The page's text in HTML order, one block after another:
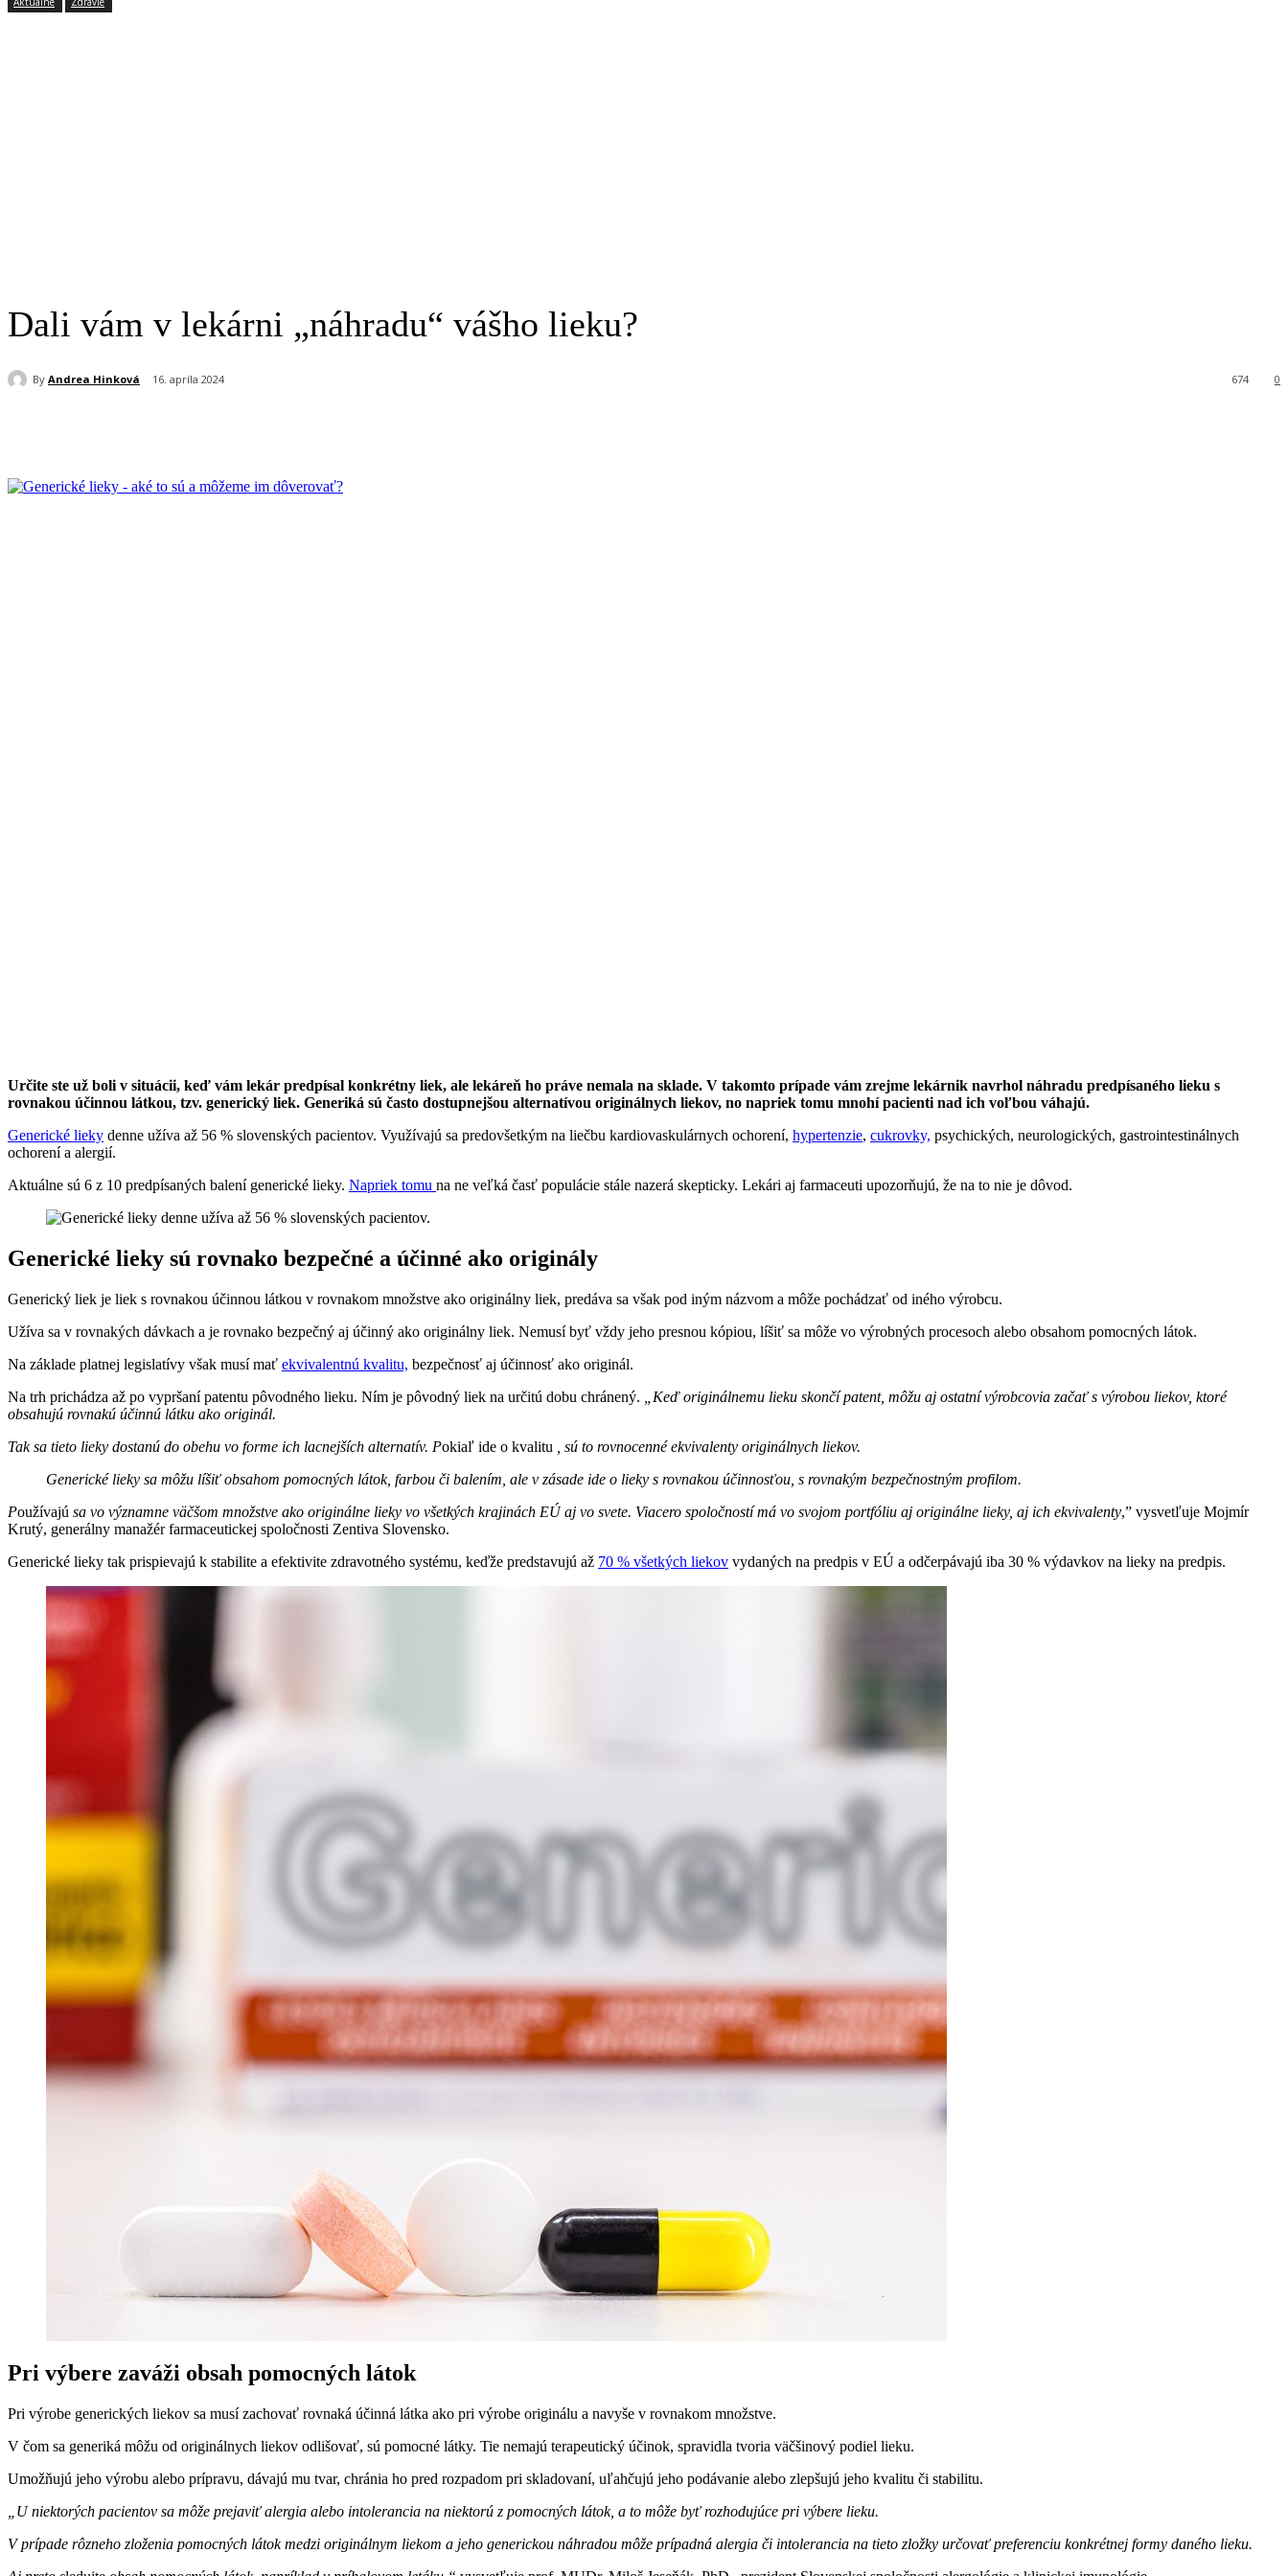
Dali vám v lekárni „náhradu“ vášho lieku?
By Andrea Hinková 16. apríla 2024 0
674
Určite ste už boli v situácii, keď vám lekár predpísal konkrétny liek, ale lekáreň ho práve nemala na sklade. V takomto prípade vám zrejme lekárnik navrhol náhradu predpísaného lieku s
rovnakou účinnou látkou, tzv. generický liek. Generiká sú často dostupnejšou alternatívou originálnych liekov, no napriek tomu mnohí pacienti nad ich voľbou váhajú.
Generické lieky denne užíva až 56 % slovenských pacientov. Využívajú sa predovšetkým na liečbu kardiovaskulárnych ochorení, hypertenzie, cukrovky, psychických, neurologických, gastrointestinálnych
ochorení a alergií.
Aktuálne sú 6 z 10 predpísaných balení generické lieky. Napriek tomu na ne veľká časť populácie stále nazerá skepticky. Lekári aj farmaceuti upozorňujú, že na to nie je dôvod.
Generické lieky sú rovnako bezpečné a účinné ako originály
Generický liek je liek s rovnakou účinnou látkou v rovnakom množstve ako originálny liek, predáva sa však pod iným názvom a môže pochádzať od iného výrobcu.
Užíva sa v rovnakých dávkach a je rovnako bezpečný aj účinný ako originálny liek. Nemusí byť vždy jeho presnou kópiou, líšiť sa môže vo výrobných procesoch alebo obsahom pomocných látok.
Na základe platnej legislatívy však musí mať ekvivalentnú kvalitu, bezpečnosť aj účinnosť ako originál.
Na trh prichádza až po vypršaní patentu pôvodného lieku. Ním je pôvodný liek na určitú dobu chránený.
„Keď originálnemu lieku skončí patent, môžu aj ostatní výrobcovia začať s výrobou liekov, ktoré
obsahujú rovnakú účinnú látku ako originál.
Tak sa tieto lieky dostanú do obehu vo forme ich lacnejších alternatív. Pokiaľ ide o kvalitu
, sú to rovnocenné ekvivalenty originálnych liekov.
Generické lieky sa môžu líšiť obsahom pomocných látok, farbou či balením, ale v zásade ide o lieky s rovnakou účinnosťou, s rovnakým bezpečnostným profilom.
Používajú sa vo významne väčšom množstve ako originálne lieky vo všetkých krajinách EÚ aj vo svete. Viacero spoločností má vo svojom portfóliu aj originálne lieky, aj ich ekvivalenty,” vysvetľuje Mojmír
Krutý, generálny manažér farmaceutickej spoločnosti Zentiva Slovensko.
Generické lieky tak prispievajú k stabilite a efektivite zdravotného systému, keďže predstavujú až 70 % všetkých liekov vydaných na predpis v EÚ a odčerpávajú iba 30 % výdavkov na lieky na predpis.
Pri výbere zaváži obsah pomocných látok
Pri výrobe generických liekov sa musí zachovať rovnaká účinná látka ako pri výrobe originálu a navyše v rovnakom množstve.
V čom sa generiká môžu od originálnych liekov odlišovať, sú pomocné látky. Tie nemajú terapeutický účinok, spravidla tvoria väčšinový podiel lieku.
Umožňujú jeho výrobu alebo prípravu, dávajú mu tvar, chránia ho pred rozpadom pri skladovaní, uľahčujú jeho podávanie alebo zlepšujú jeho kvalitu či stabilitu.
„U niektorých pacientov sa môže prejaviť alergia alebo intolerancia na niektorú z pomocných látok, a to môže byť rozhodujúce pri výbere lieku.
V prípade rôzneho zloženia pomocných látok medzi originálnym liekom a jeho generickou náhradou môže prípadná alergia či intolerancia na tieto zložky určovať preferenciu konkrétnej formy daného lieku.